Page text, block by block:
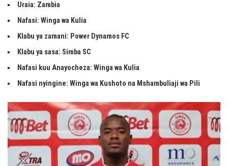
Uraia: Zambia
Nafasi: Winga wa Kulia
Klabu ya zamani: Power Dynamos FC
Klabu ya sasa: Simba SC
Nafasi kuu Anayocheza: Winga wa Kulia
Nafasi nyingine: Winga wa Kushoto na Mshambuliaji wa Pili